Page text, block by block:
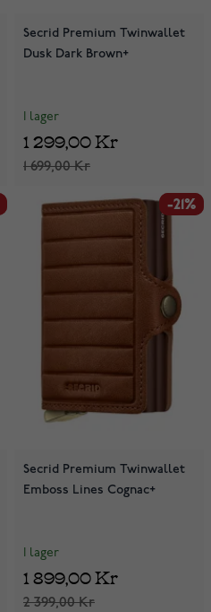
Secrid Premium Twinwallet
Dusk Dark Brown+
I lager
1 699,00 Kr
1 299,00 Kr
-21%
-21%
Secrid Premium Twinwallet
Emboss Lines Cognac+
I lager
2 399,00 Kr
1 899,00 Kr